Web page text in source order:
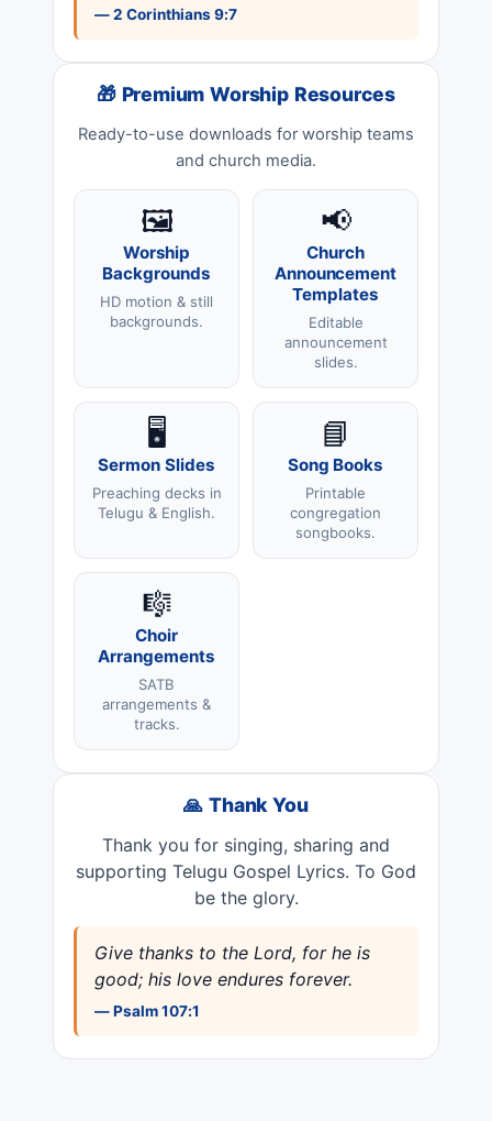
— 2 Corinthians 9:7
🎁 Premium Worship Resources
Ready-to-use downloads for worship teams
and church media.
🖼️
Worship
Backgrounds
HD motion & still
backgrounds.
📢
Church
Announcement
Templates
Editable
announcement
slides.
🖥️
Sermon Slides
Preaching decks in
Telugu & English.
📘
Song Books
Printable
congregation
songbooks.
🎼
Choir
Arrangements
SATB
arrangements &
tracks.
🙏 Thank You
Thank you for singing, sharing and
supporting Telugu Gospel Lyrics. To God
be the glory.
Give thanks to the Lord, for he is
good; his love endures forever.
— Psalm 107:1